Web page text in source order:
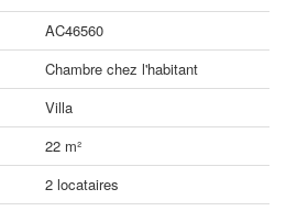
AC46560
Chambre chez l'habitant
Villa
22 m²
2 locataires